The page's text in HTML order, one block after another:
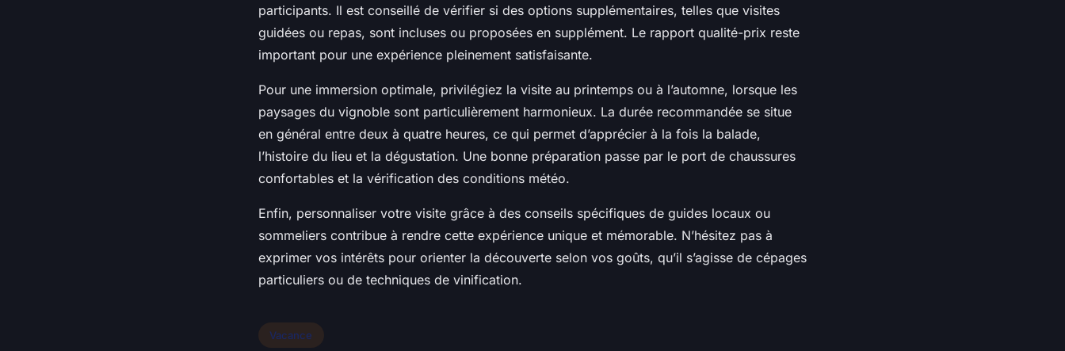
participants. Il est conseillé de vérifier si des options supplémentaires, telles que visites
guidées ou repas, sont incluses ou proposées en supplément. Le rapport qualité-prix reste
important pour une expérience pleinement satisfaisante.
Pour une immersion optimale, privilégiez la visite au printemps ou à l’automne, lorsque les
paysages du vignoble sont particulièrement harmonieux. La durée recommandée se situe
en général entre deux à quatre heures, ce qui permet d’apprécier à la fois la balade,
l’histoire du lieu et la dégustation. Une bonne préparation passe par le port de chaussures
confortables et la vérification des conditions météo.
Enfin, personnaliser votre visite grâce à des conseils spécifiques de guides locaux ou
sommeliers contribue à rendre cette expérience unique et mémorable. N’hésitez pas à
exprimer vos intérêts pour orienter la découverte selon vos goûts, qu’il s’agisse de cépages
particuliers ou de techniques de vinification.
Vacance